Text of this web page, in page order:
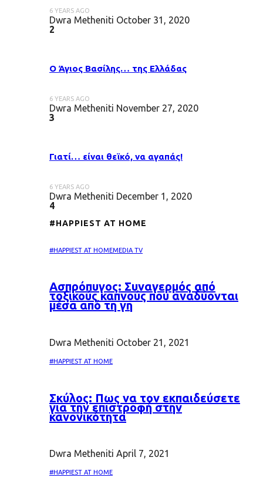
6 YEARS AGO
Dwra Metheniti October 31, 2020
2
Ο Άγιος Βασίλης… της Ελλάδας
6 YEARS AGO
Dwra Metheniti November 27, 2020
3
Γιατί… είναι θεϊκό, να αγαπάς!
6 YEARS AGO
Dwra Metheniti December 1, 2020
4
#HAPPIEST AT HOME
#HAPPIEST AT HOMEMEDIA TV
Ασπρόπυγος: Συναγερμός από
τοξικούς καπνούς που αναδύονται
μέσα από τη γη
Dwra Metheniti October 21, 2021
#HAPPIEST AT HOME
Σκύλος: Πως να τον εκπαιδεύσετε
για την επιστροφή στην
κανονικότητα
Dwra Metheniti April 7, 2021
#HAPPIEST AT HOME